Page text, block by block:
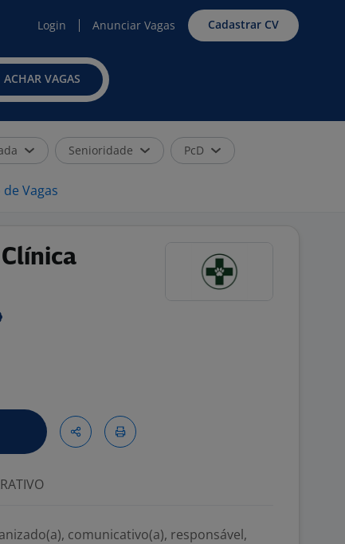
Login Anunciar Vagas Cadastrar CV
ACHAR VAGAS
Senioridade PcD
Vagas
Clínica
comunicativo(a), responsável,